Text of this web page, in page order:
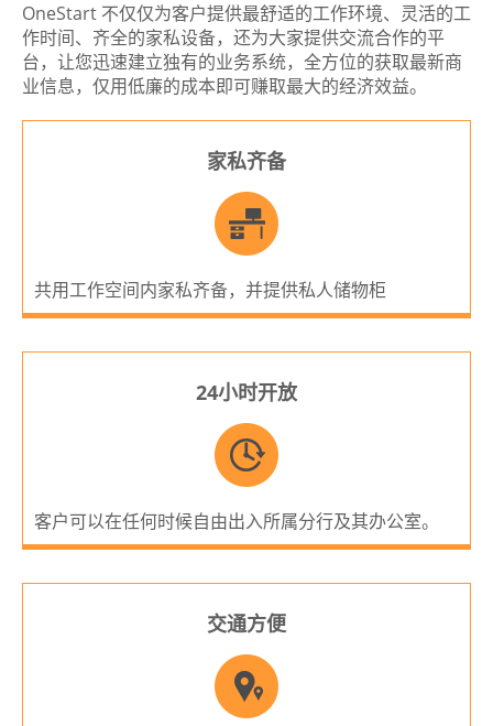
OneStart 不仅仅为客户提供最舒适的工作环境、灵活的工
作时间、齐全的家私设备，还为大家提供交流合作的平
台，让您迅速建立独有的业务系统，全方位的获取最新商
业信息，仅用低廉的成本即可赚取最大的经济效益。
家私齐备
共用工作空间内家私齐备，并提供私人储物柜
24小时开放
客户可以在任何时候自由出入所属分行及其办公室。
交通方便